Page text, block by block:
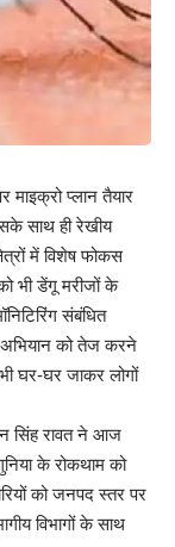
प्लान तैयार
साथ ही रेखीय
में विशेष फोकस
भी डेंगू मरीजों के
संबंधित
को तेज करने
भी घर-घर जाकर लोगों
सिंह रावत ने आज
के रोकथाम को
को जनपद स्तर पर
विभागों के साथ